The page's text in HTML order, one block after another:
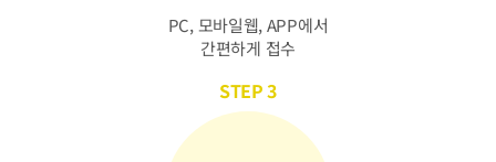
PC, 모바일웹, APP에서
간편하게 접수
STEP 3